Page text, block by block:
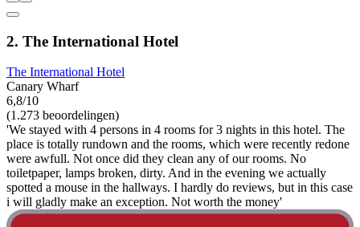
2. The International Hotel
The International Hotel
Canary Wharf
6,8/10
(1.273 beoordelingen)
'We stayed with 4 persons in 4 rooms for 3 nights in this hotel. The
place is totally rundown and the rooms, which were recently redone
were awfull. Not once did they clean any of our rooms. No
toiletpaper, lamps broken, dirty. And in the evening we actually
spotted a mouse in the hallways. I hardly do reviews, but in this case
i will gladly make an exception. Not worth the money'